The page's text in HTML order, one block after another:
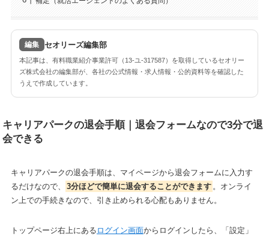
編集 セオリーズ編集部
本記事は、有料職業紹介事業許可（13-ユ-317587）を取得しているセオリー
ズ株式会社の編集部が、各社の公式情報・求人情報・公的資料等を確認した
うえで作成しています。
キャリアパークの退会手順｜退会フォームなので3分で退
会できる
キャリアパークの退会手順は、マイページから退会フォームに入力す
るだけなので、
3分ほどで簡単に退会することができます 。オンライ
ン上での手続きなので、引き止められる心配もありません。
トップページ右上にある ログイン画面からログインしたら、「設定」